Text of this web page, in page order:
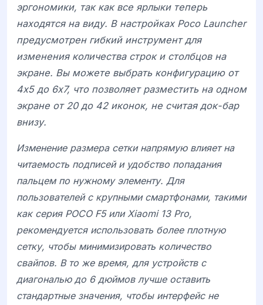
эргономики, так как все ярлыки теперь
находятся на виду. В настройках Poco Launcher
предусмотрен гибкий инструмент для
изменения количества строк и столбцов на
экране. Вы можете выбрать конфигурацию от
4x5 до 6x7, что позволяет разместить на одном
экране от 20 до 42 иконок, не считая док-бар
внизу.
Изменение размера сетки напрямую влияет на
читаемость подписей и удобство попадания
пальцем по нужному элементу. Для
пользователей с крупными смартфонами, такими
как серия POCO F5или Xiaomi 13 Pro,
рекомендуется использовать более плотную
сетку, чтобы минимизировать количество
свайпов. В то же время, для устройств с
диагональю до 6 дюймов лучше оставить
стандартные значения, чтобы интерфейс не